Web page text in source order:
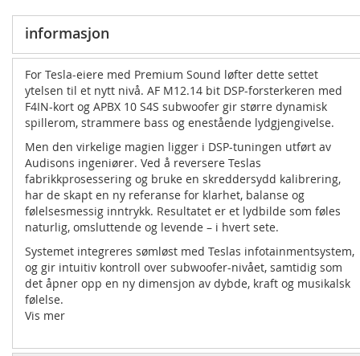
informasjon
For Tesla-eiere med Premium Sound løfter dette settet
ytelsen til et nytt nivå. AF M12.14 bit DSP-forsterkeren med
F4IN-kort og APBX 10 S4S subwoofer gir større dynamisk
spillerom, strammere bass og enestående lydgjengivelse.
Men den virkelige magien ligger i DSP-tuningen utført av
Audisons ingeniører. Ved å reversere Teslas
fabrikkprosessering og bruke en skreddersydd kalibrering,
har de skapt en ny referanse for klarhet, balanse og
følelsesmessig inntrykk. Resultatet er et lydbilde som føles
naturlig, omsluttende og levende – i hvert sete.
Systemet integreres sømløst med Teslas infotainmentsystem,
og gir intuitiv kontroll over subwoofer-nivået, samtidig som
det åpner opp en ny dimensjon av dybde, kraft og musikalsk
følelse.
Sømløs integrering, ren Audison-lyd
Vis mer